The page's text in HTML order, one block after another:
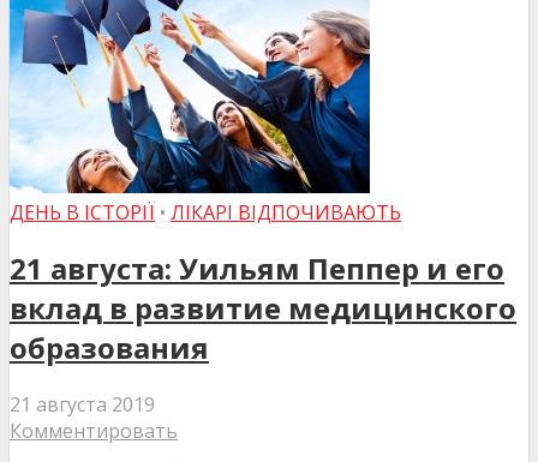
ДЕНЬ В ІСТОРІЇ • ЛІКАРІ ВІДПОЧИВАЮТЬ
21 августа: Уильям Пеппер и его
вклад в развитие медицинского
образования
21 августа 2019
Комментировать